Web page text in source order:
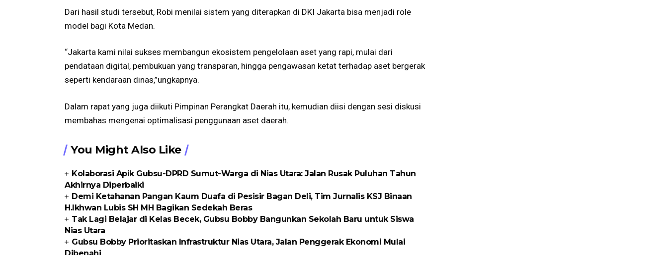
​Dari hasil studi tersebut, Robi menilai sistem yang diterapkan di DKI Jakarta bisa menjadi role
model bagi Kota Medan.
“Jakarta kami nilai sukses membangun ekosistem pengelolaan aset yang rapi, mulai dari
pendataan digital, pembukuan yang transparan, hingga pengawasan ketat terhadap aset bergerak
seperti kendaraan dinas,”ungkapnya.
Dalam rapat yang juga diikuti Pimpinan Perangkat Daerah itu, kemudian diisi dengan sesi diskusi
membahas mengenai optimalisasi penggunaan aset daerah.
You Might Also Like
Kolaborasi Apik Gubsu-DPRD Sumut-Warga di Nias Utara: Jalan Rusak Puluhan Tahun
Akhirnya Diperbaiki
Demi Ketahanan Pangan Kaum Duafa di Pesisir Bagan Deli, Tim Jurnalis KSJ Binaan
H.Ikhwan Lubis SH MH Bagikan Sedekah Beras
Tak Lagi Belajar di Kelas Becek, Gubsu Bobby Bangunkan Sekolah Baru untuk Siswa
Nias Utara
Gubsu Bobby Prioritaskan Infrastruktur Nias Utara, Jalan Penggerak Ekonomi Mulai
Dibenahi